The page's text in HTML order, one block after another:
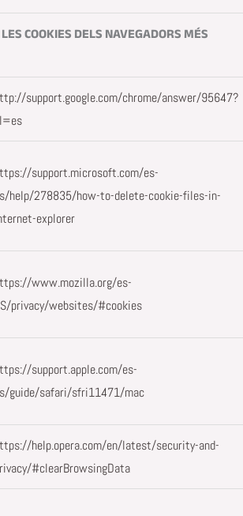
COOKIES DELS NAVEGADORS MÉS
support.google.com/chrome/answer/95647?
support.microsoft.com/es-
help/278835/how-to-delete-cookie-files-in-
explorer
www.mozilla.org/es-
privacy/websites/#cookies
support.apple.com/es-
guide/safari/sfri11471/mac
help.opera.com/en/latest/security-and-
#clearBrowsingData